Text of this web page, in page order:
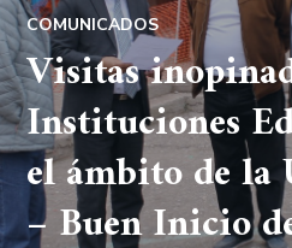
COMUNICADOS
Visitas
Instituciones
el ámbito de la
– Buen Inicio